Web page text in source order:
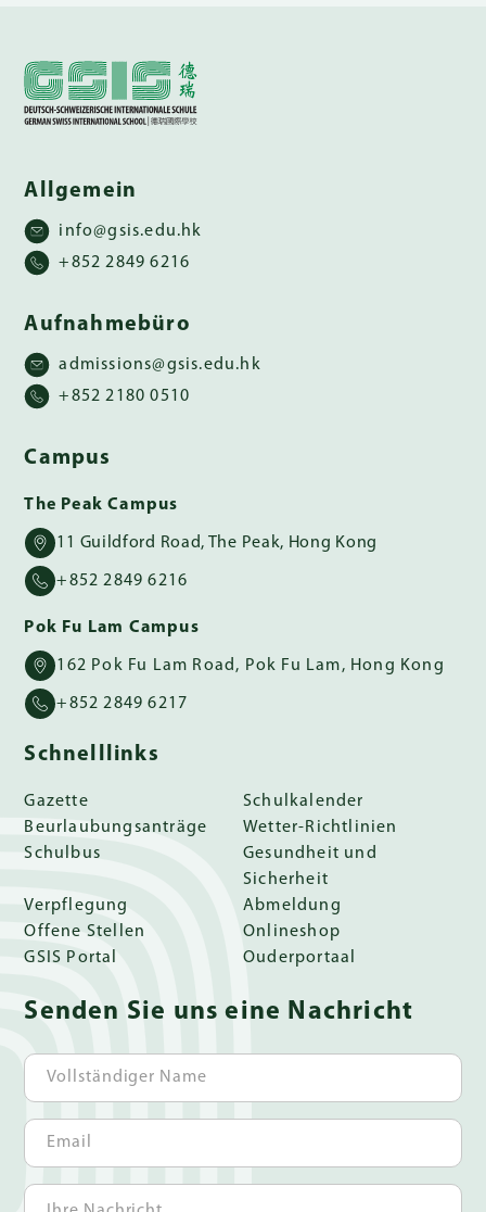
Allgemein
info@gsis.edu.hk
+852 2849 6216
Aufnahmebüro
admissions@gsis.edu.hk
+852 2180 0510
Campus
The Peak Campus
11 Guildford Road, The Peak, Hong Kong
+852 2849 6216
Pok Fu Lam Campus
162 Pok Fu Lam Road, Pok Fu Lam, Hong Kong
+852 2849 6217
Schnelllinks
Gazette
Schulkalender
Beurlaubungsanträge
Wetter-Richtlinien
Schulbus
Gesundheit und
Sicherheit
Verpflegung
Abmeldung
Offene Stellen
Onlineshop
GSIS Portal
Ouderportaal
Senden Sie uns eine Nachricht